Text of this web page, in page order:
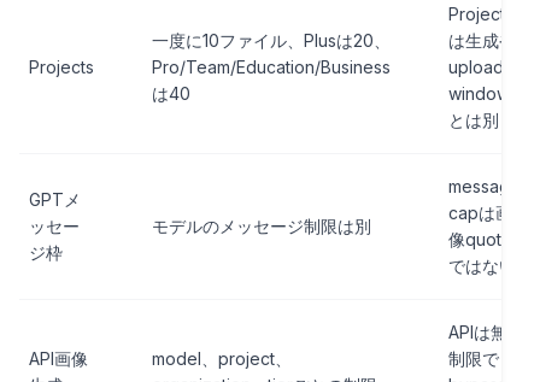
Projects
一度に10ファイル、Plusは20、
Pro/Team/Education/Business
は40
Project
は生成や
upload
window
とは別
GPTメ
ッセー
ジ枠
モデルのメッセージ制限は別
message
capは画
像quota
ではない
API画像
model、project、
APIは無
制限でも